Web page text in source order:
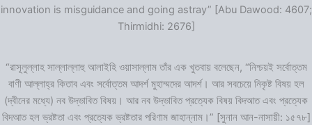
innovation is misguidance and going astray” [Abu Dawood: 4607;
Thirmidhi: 2676]
“রাসূলুল্লাহ সাল্লাল্লাহু আলাইহি ওয়াসাল্লাম তাঁর এক খুতবায় বলেছেন, “নিশ্চয়ই সর্বোত্তম
বাণী আল্লাহ্‌র কিতাব এবং সর্বোত্তম আদর্শ মুহাম্মদের আদর্শ। আর সবচেয়ে নিকৃষ্ট বিষয় হল
(দ্বীনের মধ্যে) নব উদ্ভাবিত বিষয়। আর নব উদ্ভাবিত প্রত্যেক বিষয় বিদআত এবং প্রত্যেক
বিদআত হল ভ্রষ্টতা এবং প্রত্যেক ভ্রষ্টতার পরিণাম জাহান্নাম।” [সুনান আন-নাসায়ী: ১৫৭৮]